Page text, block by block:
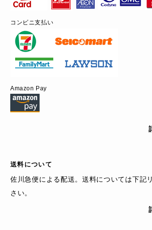
コンビニ支払い
Amazon Pay
送料について
佐川急便による配送。送料については下記
さい。